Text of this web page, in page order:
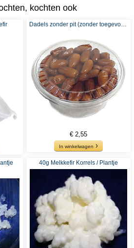
kochten ook
Dadels zonder pit (zonder toegevoegde suikers of sulfieten) - Aanbevolen voor Waterkefir
€ 2,55
In winkelwagen
40g Melkkefir Korrels / Plantje